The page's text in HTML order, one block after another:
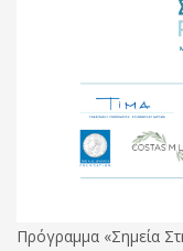
Πρόγραμμα «Σημεία